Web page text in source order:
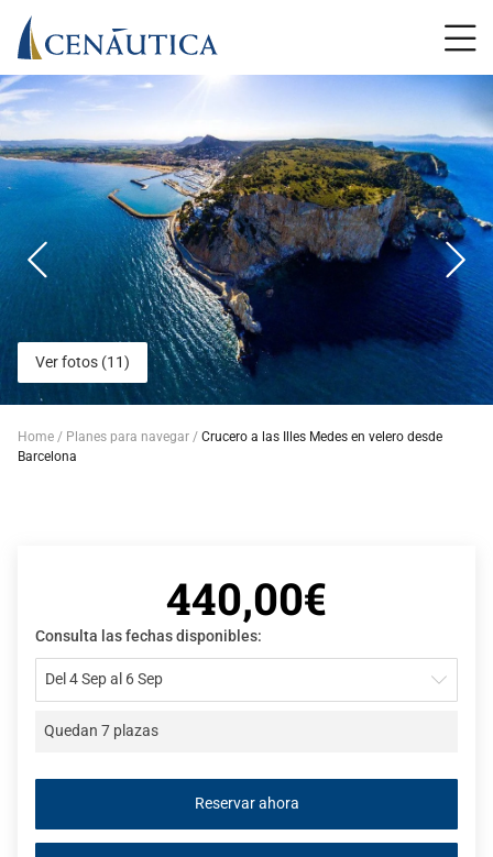
Ver fotos (11)
Home Planes para navegar
Crucero a las Illes Medes en velero desde
Barcelona
440,00€
Consulta las fechas disponibles:
Del 4 Sep al 6 Sep
Quedan 7 plazas